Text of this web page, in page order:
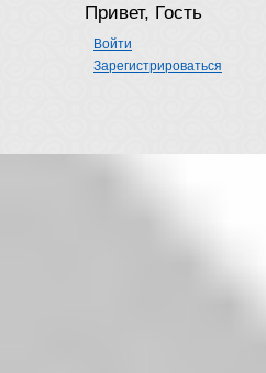
Привет, Гость
Войти
Зарегистрироваться